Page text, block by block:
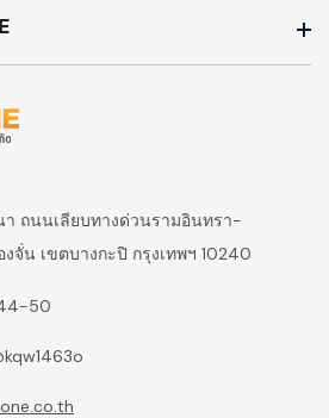
ถนนเลียบทางด่วนรามอินทรา-
จั่น เขตบางกะปิ กรุงเทพฯ 10240
50